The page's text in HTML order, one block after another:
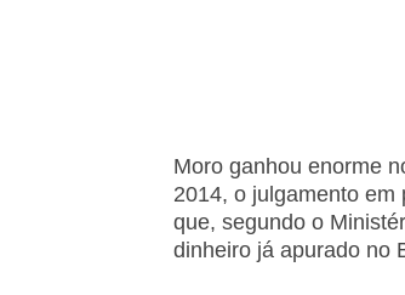
Moro ganhou enorme
2014, o julgamento
que, segundo o
dinheiro já apurado no